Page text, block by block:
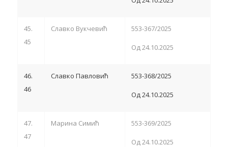
45.
45
Славко Вукчевић 553-367/2025
Од 24.10.2025
46.
46
Славко Павловић 553-368/2025
Од 24.10.2025
47.
47
Марина Симић 553-369/2025
Од 24.10.2025